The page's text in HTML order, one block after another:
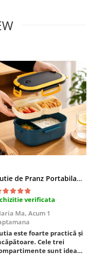
Cutie de Pranz Portabila cu Compartimente
verificata
Ma, Acum 1
este foarte practică și
Cele trei
sunt ideale